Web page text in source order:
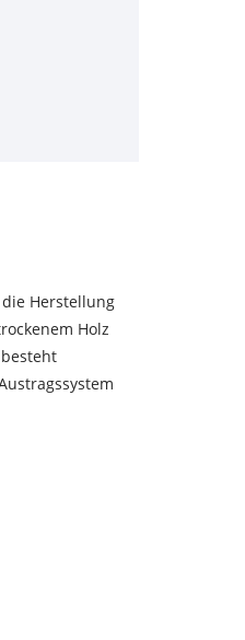
Herstellung
Holz